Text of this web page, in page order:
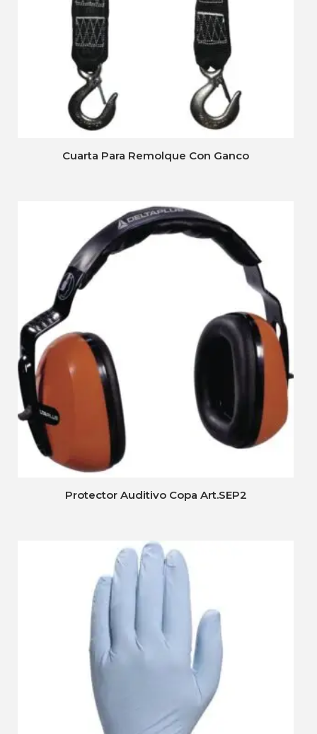
Cuarta Para Remolque Con Ganco
Protector Auditivo Copa Art.SEP2